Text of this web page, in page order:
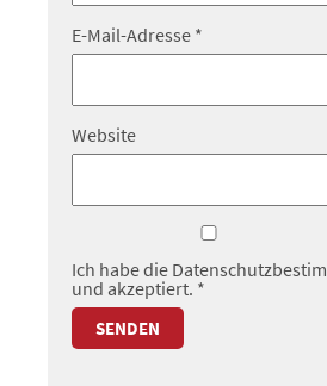
E-Mail-Adresse *
Website
Ich habe die
und akzeptiert. *